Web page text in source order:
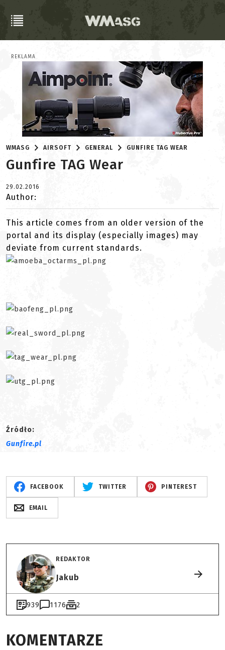
REKLAMA
WMASG AIRSOFT GENERAL GUNFIRE TAG WEAR
Gunfire TAG Wear
29.02.2016
Author:
This article comes from an older version of the
portal and its display (especially images) may
deviate from current standards.
Źródło:
Gunfire.pl
FACEBOOK TWITTER PINTEREST
EMAIL
REDAKTOR
Jakub
939 1176 2
KOMENTARZE